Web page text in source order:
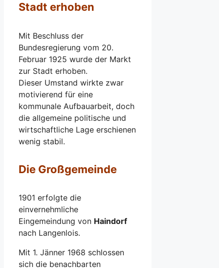
Stadt erhoben
Mit Beschluss der
Bundesregierung vom 20.
Februar 1925 wurde der Markt
zur Stadt erhoben.
Dieser Umstand wirkte zwar
motivierend für eine
kommunale Aufbauarbeit, doch
die allgemeine politische und
wirtschaftliche Lage erschienen
wenig stabil.
Die Großgemeinde
1901 erfolgte die
einvernehmliche
Eingemeindung von Haindorf
nach Langenlois.
Mit 1. Jänner 1968 schlossen
sich die benachbarten